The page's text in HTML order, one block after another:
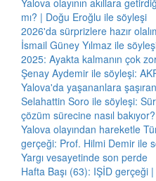
Yalova olayının akıllara
mı? | Doğu Eroğlu ile söyleşi
2026'da sürprizlere hazır
İsmail Güney Yılmaz ile
2025: Ayakta kalmanın çok
Şenay Aydemir ile söyleşi:
Yalova'da yaşananlara
Selahattin Soro ile söyleşi:
çözüm sürecine nasıl bakıyor?
Yalova olayından hareketle
gerçeği: Prof. Hilmi Demir ile
Yargı vesayetinde son perde
Hafta Başı (63): IŞİD gerçeği